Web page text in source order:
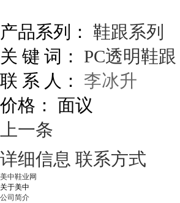
产品系列： 鞋跟系列
关 键 词： PC透明鞋跟
联 系 人：
李冰升
价格： 面议
上一条
详细信息 联系方式
美中鞋业网
关于美中
公司简介